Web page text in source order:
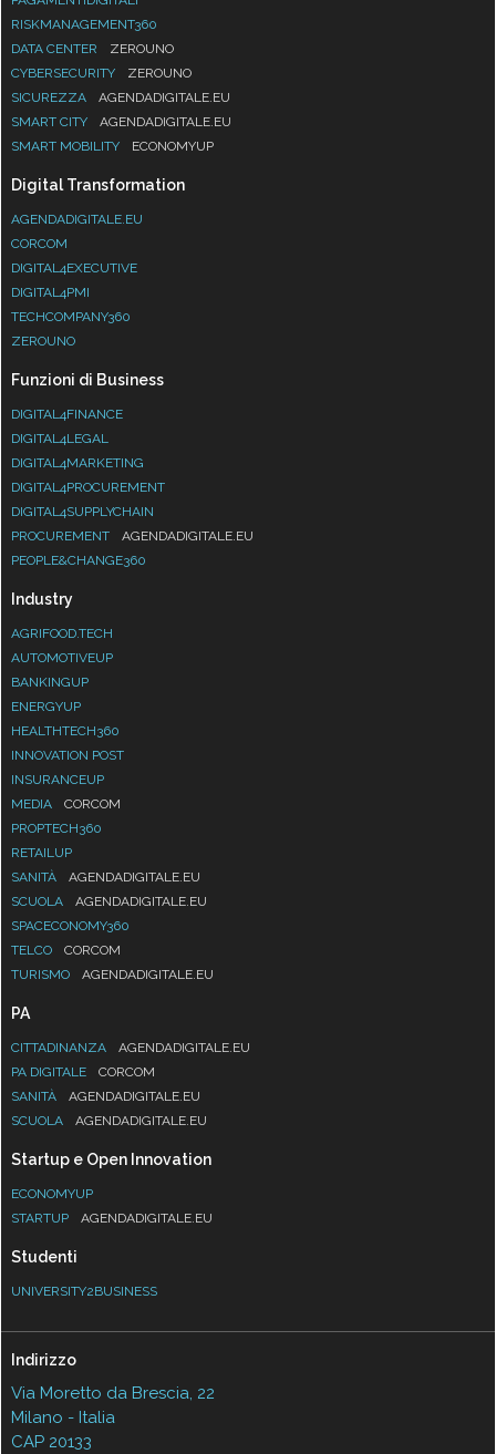
RISKMANAGEMENT360
DATA CENTER
ZEROUNO
CYBERSECURITY
ZEROUNO
SICUREZZA
AGENDADIGITALE.EU
SMART CITY
AGENDADIGITALE.EU
SMART MOBILITY
ECONOMYUP
Digital Transformation
AGENDADIGITALE.EU
CORCOM
DIGITAL4EXECUTIVE
DIGITAL4PMI
TECHCOMPANY360
ZEROUNO
Funzioni di Business
DIGITAL4FINANCE
DIGITAL4LEGAL
DIGITAL4MARKETING
DIGITAL4PROCUREMENT
DIGITAL4SUPPLYCHAIN
PROCUREMENT
AGENDADIGITALE.EU
PEOPLE&CHANGE360
Industry
AGRIFOOD.TECH
AUTOMOTIVEUP
BANKINGUP
ENERGYUP
HEALTHTECH360
INNOVATION POST
INSURANCEUP
MEDIA
CORCOM
PROPTECH360
RETAILUP
SANITÀ
AGENDADIGITALE.EU
SCUOLA
AGENDADIGITALE.EU
SPACECONOMY360
TELCO
CORCOM
TURISMO
AGENDADIGITALE.EU
PA
CITTADINANZA
AGENDADIGITALE.EU
PA DIGITALE
CORCOM
SANITÀ
AGENDADIGITALE.EU
SCUOLA
AGENDADIGITALE.EU
Startup e Open Innovation
ECONOMYUP
STARTUP
AGENDADIGITALE.EU
Studenti
UNIVERSITY2BUSINESS
Indirizzo
Via Moretto da Brescia, 22
Milano - Italia
CAP 20133